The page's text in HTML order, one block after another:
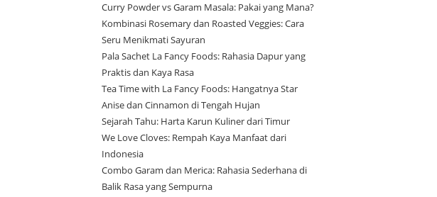
Curry Powder vs Garam Masala: Pakai yang Mana?
Kombinasi Rosemary dan Roasted Veggies: Cara
Seru Menikmati Sayuran
Pala Sachet La Fancy Foods: Rahasia Dapur yang
Praktis dan Kaya Rasa
Tea Time with La Fancy Foods: Hangatnya Star
Anise dan Cinnamon di Tengah Hujan
Sejarah Tahu: Harta Karun Kuliner dari Timur
We Love Cloves: Rempah Kaya Manfaat dari
Indonesia
Combo Garam dan Merica: Rahasia Sederhana di
Balik Rasa yang Sempurna